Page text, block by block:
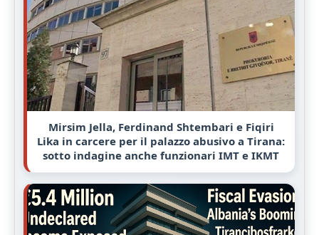
Mirsim Jella, Ferdinand Shtembari e Fiqiri
Lika in carcere per il palazzo abusivo a Tirana:
sotto indagine anche funzionari IMT e IKMT